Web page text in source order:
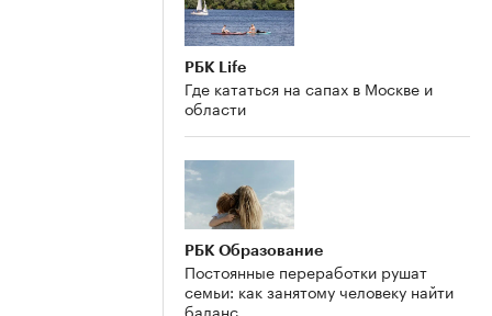
РБК Life
Где кататься на сапах в Москве и
области
РБК Образование
Постоянные переработки рушат
семьи: как занятому человеку найти
баланс